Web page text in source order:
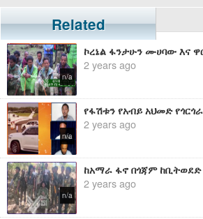
Related
n/a
2 years ago
n/a
2 years ago
n/a
2 years ago